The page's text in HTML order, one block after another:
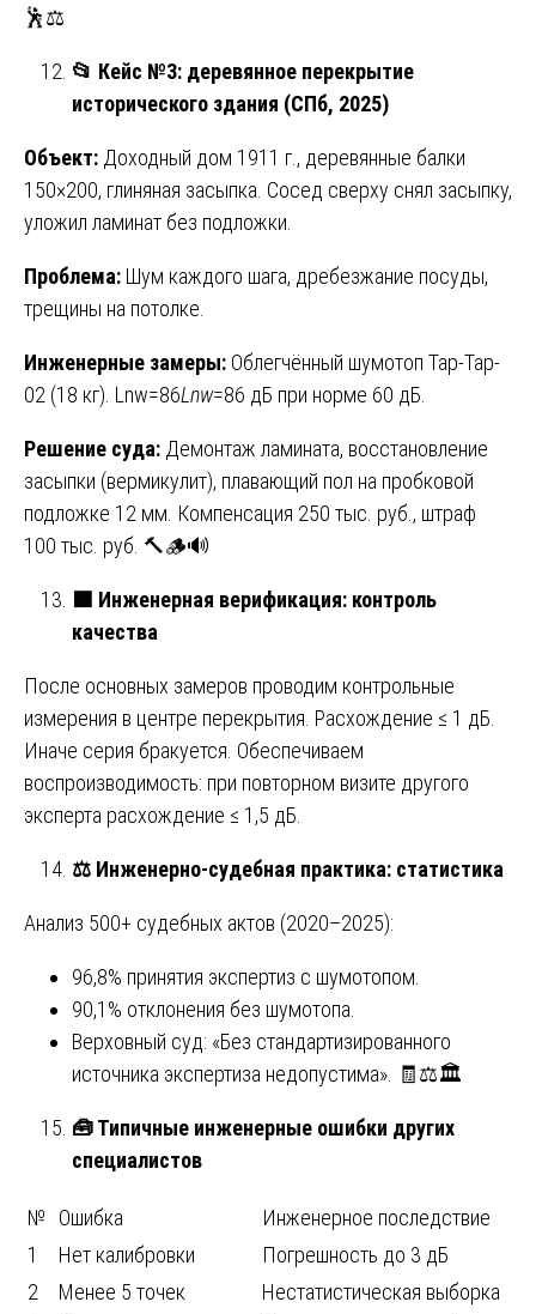
🕺⚖️
📂 Кейс №3: деревянное перекрытие
исторического здания (СПб, 2025)
Объект: Доходный дом 1911 г., деревянные балки
150×200, глиняная засыпка. Сосед сверху снял засыпку,
уложил ламинат без подложки.
Проблема: Шум каждого шага, дребезжание посуды,
трещины на потолке.
Инженерные замеры: Облегчённый шумотоп Tap-Tap-
02 (18 кг). Lnw=86Lnw​=86 дБ при норме 60 дБ.
Решение суда: Демонтаж ламината, восстановление
засыпки (вермикулит), плавающий пол на пробковой
подложке 12 мм. Компенсация 250 тыс. руб., штраф
100 тыс. руб. 🔨🪵🔊
🟩 Инженерная верификация: контроль
качества
После основных замеров проводим контрольные
измерения в центре перекрытия. Расхождение ≤ 1 дБ.
Иначе серия бракуется. Обеспечиваем
воспроизводимость: при повторном визите другого
эксперта расхождение ≤ 1,5 дБ.
⚖️ Инженерно-судебная практика: статистика
Анализ 500+ судебных актов (2020–2025):
96,8% принятия экспертиз с шумотопом.
90,1% отклонения без шумотопа.
Верховный суд: «Без стандартизированного
источника экспертиза недопустима». 🧾⚖️🏛️
🧰Типичные инженерные ошибки других
специалистов
№ Ошибка
Инженерное последствие
1
Нет калибровки
Погрешность до 3 дБ
2
Менее 5 точек
Нестатистическая выборка